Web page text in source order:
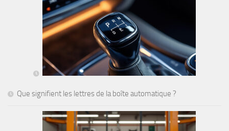
Que signifient les lettres de la boîte automatique ?